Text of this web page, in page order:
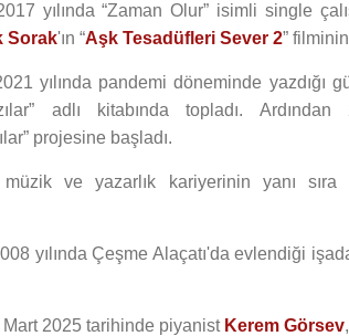
yılında “Zaman Olur” isimli single
Sorak'ın “Aşk Tesadüfleri Sever 2”
yılında pandemi döneminde yazdığı
adlı kitabında topladı.
projesine başladı.
ve yazarlık kariyerinin yanı sıra
yılında Çeşme Alaçatı'da evlendiği
Mart 2025 tarihinde piyanist Kerem Görsev